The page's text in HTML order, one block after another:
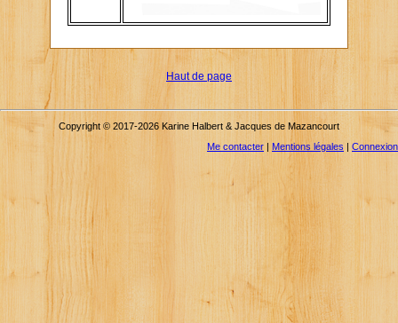
Haut de page
Copyright © 2017-2026 Karine Halbert & Jacques de Mazancourt
Me contacter
Mentions légales Connexion